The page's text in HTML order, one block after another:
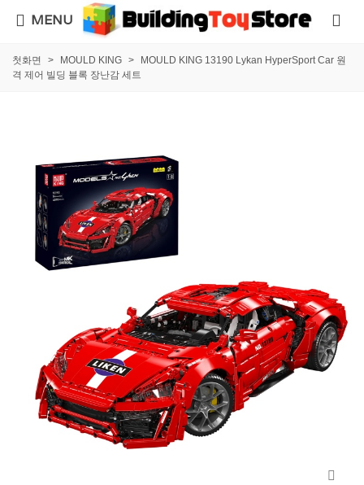
MENU
첫화면 > MOULD KING >
MOULD KING 13190 Lykan HyperSport Car 원
격 제어 빌딩 블록 장난감 세트